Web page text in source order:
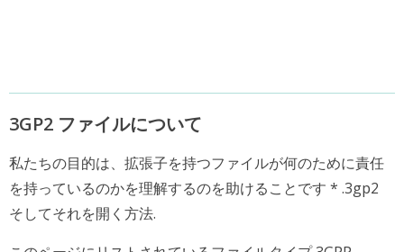
3GP2 ファイルについて
私たちの目的は、拡張子を持つファイルが何のために責任
を持っているのかを理解するのを助けることです * .3gp2
そしてそれを開く方法.